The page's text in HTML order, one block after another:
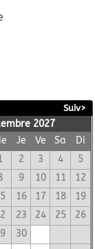
Suiv>
2027
Je Ve Sa
Di
2 3 4
5
9 10 11
12
16 17 18
19
23 24 25
26
30